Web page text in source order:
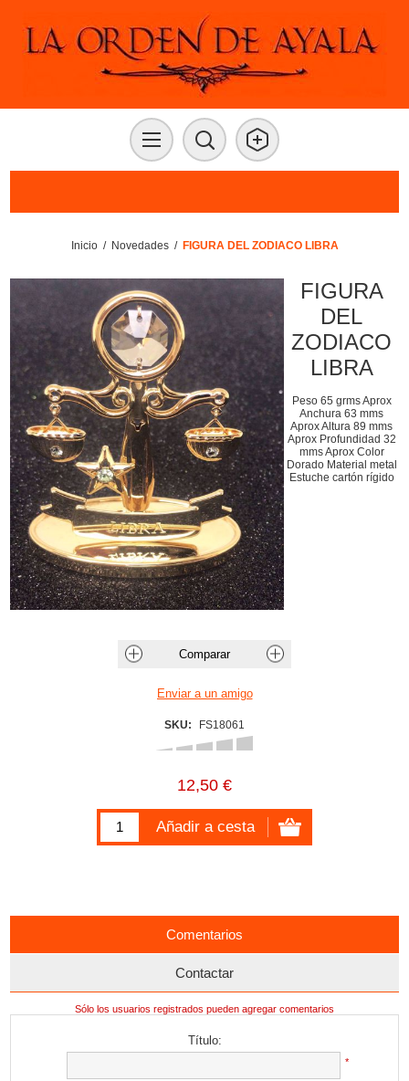
Inicio / Novedades / FIGURA DEL ZODIACO LIBRA
FIGURA
DEL
ZODIACO
LIBRA
Peso 65 grms Aprox
Anchura 63 mms
Aprox Altura 89 mms
Aprox Profundidad 32
mms Aprox Color
Dorado Material metal
Estuche cartón rígido
SKU: FS18061
12,50 €
Comentarios
Contactar
Sólo los usuarios registrados pueden agregar comentarios
Título:
*